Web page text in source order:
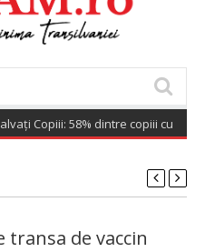
Copiii: 58% dintre copiii cu
transa de vaccin